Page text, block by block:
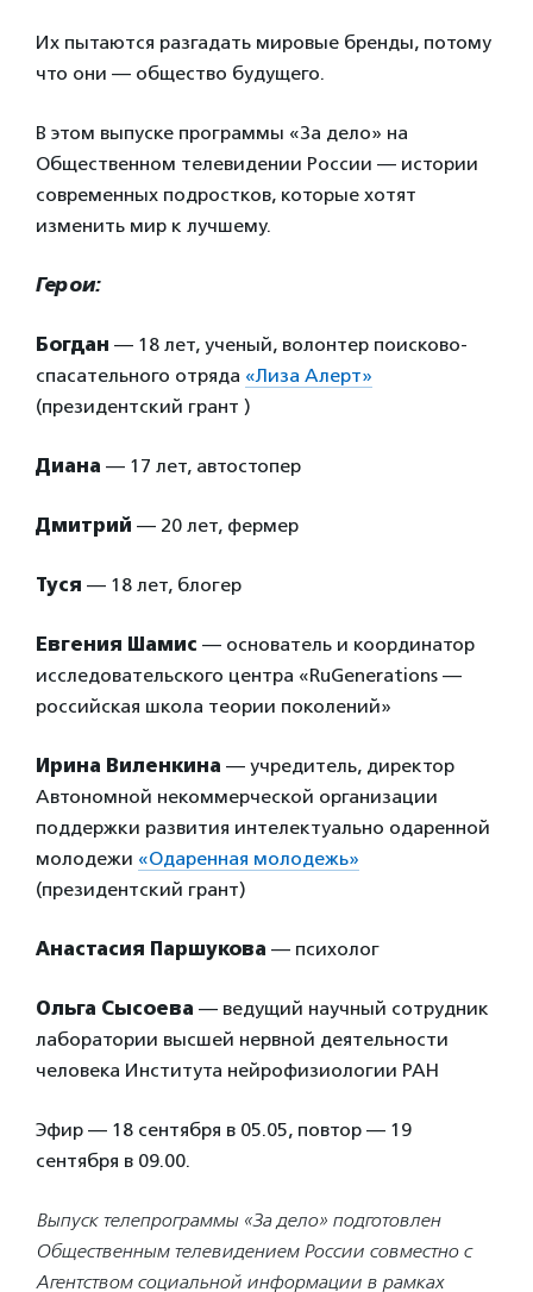
Их пытаются разгадать мировые бренды, потому
что они — общество будущего.
В этом выпуске программы «За дело» на
Общественном телевидении России — истории
современных подростков, которые хотят
изменить мир к лучшему.
Герои:
Богдан — 18 лет, ученый, волонтер поисково-
спасательного отряда «Лиза Алерт»
(президентский грант )
Диана — 17 лет, автостопер
Дмитрий — 20 лет, фермер
Туся — 18 лет, блогер
Евгения Шамис — основатель и координатор
исследовательского центра «RuGenerations —
российская школа теории поколений»
Ирина Виленкина — учредитель, директор
Автономной некоммерческой организации
поддержки развития интелектуально одаренной
молодежи «Одаренная молодежь»
(президентский грант)
Анастасия Паршукова — психолог
Ольга Сысоева — ведущий научный сотрудник
лаборатории высшей нервной деятельности
человека Института нейрофизиологии РАН
Эфир — 18 сентября в 05.05, повтор — 19
сентября в 09.00.
Выпуск телепрограммы «За дело» подготовлен
Общественным телевидением России совместно с
Агентством социальной информации в рамках